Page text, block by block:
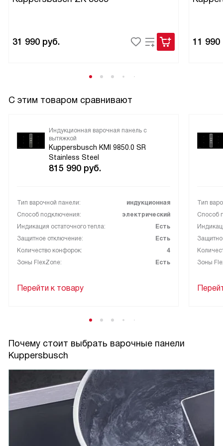
31 990 руб. 11 990
С этим товаром сравнивают
Индукционная варочная панель с
вытяжкой
Kuppersbusch KMI 9850.0 SR
Stainless Steel
815 990 руб.
Тип варочной панели:
индукционная
Способ подключения:
электрический
Индикация остаточного тепла:
Есть
Защитное отключение:
Есть
Количество конфорок:
4
Зоны FlexZone:
Есть
Перейти к товару
Тип
Способ
Зоны
Почему стоит выбрать варочные панели
Kuppersbusch